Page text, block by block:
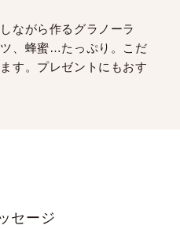
ながら作るグラノーラ
、蜂蜜…たっぷり。こだ
す。プレゼントにもおす
セージ